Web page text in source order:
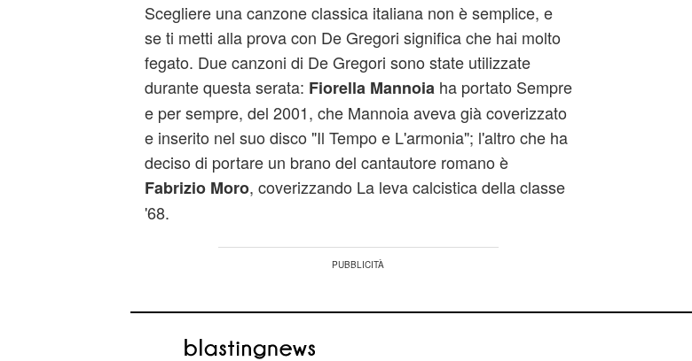
Scegliere una canzone classica italiana non è semplice, e
se ti metti alla prova con De Gregori significa che hai molto
fegato. Due canzoni di De Gregori sono state utilizzate
durante questa serata: Fiorella Mannoia ha portato Sempre
e per sempre, del 2001, che Mannoia aveva già coverizzato
e inserito nel suo disco "Il Tempo e L'armonia"; l'altro che ha
deciso di portare un brano del cantautore romano è
Fabrizio Moro, coverizzando La leva calcistica della classe
'68.